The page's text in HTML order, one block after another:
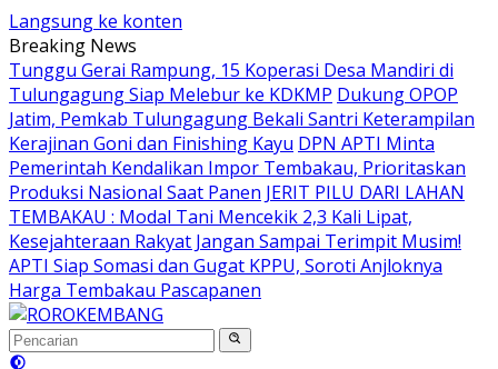
Langsung ke konten
Breaking News
Tunggu Gerai Rampung, 15 Koperasi Desa Mandiri di
Tulungagung Siap Melebur ke KDKMP Dukung OPOP
Jatim, Pemkab Tulungagung Bekali Santri Keterampilan
Kerajinan Goni dan Finishing Kayu DPN APTI Minta
Pemerintah Kendalikan Impor Tembakau, Prioritaskan
Produksi Nasional Saat Panen JERIT PILU DARI LAHAN
TEMBAKAU ​: Modal Tani Mencekik 2,3 Kali Lipat,
Kesejahteraan Rakyat Jangan Sampai Terimpit Musim!
APTI Siap Somasi dan Gugat KPPU, Soroti Anjloknya
Harga Tembakau Pascapanen